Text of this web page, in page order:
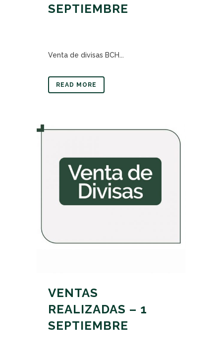
SEPTIEMBRE
Venta de divisas BCH...
READ MORE
VENTAS
REALIZADAS – 1
SEPTIEMBRE